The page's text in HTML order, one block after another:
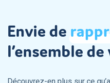
Envie de
l’ensemble
Découvrez-en plus sur ce